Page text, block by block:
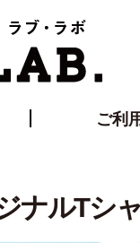
ご利
ナルTシ